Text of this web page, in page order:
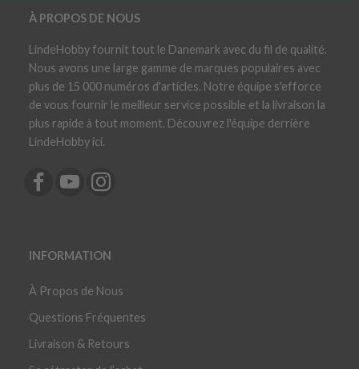
À PROPOS DE NOUS
LindeHobby fournit tout le Danemark avec du fil de qualité.
Nous avons une large gamme de marques populaires avec
plus de 15 000 numéros d'articles. Notre équipe s'efforce
de vous fournir le meilleur service possible et la livraison la
plus rapide à tout moment. Découvrez l'équipe derrière
LindeHobby ici.
INFORMATION
À Propos de Nous
Questions Fréquentes
Livraison & Retours